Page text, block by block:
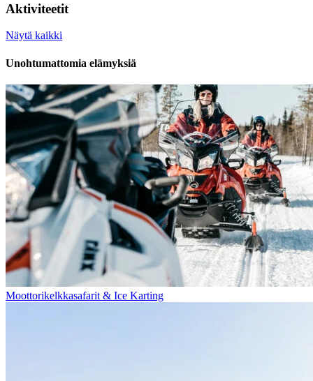
Aktiviteetit
Näytä kaikki
Unohtumattomia elämyksiä
Moottorikelkkasafarit & Ice Karting